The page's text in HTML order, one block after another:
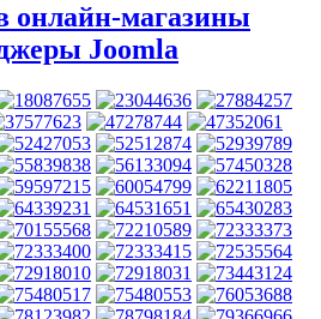
онлайн-магазины
Joomla